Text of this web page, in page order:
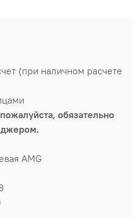
(при наличном расчете
обязательно
AMG